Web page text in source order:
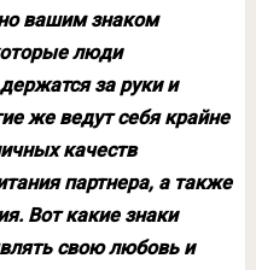
вашим знаком
люди
за руки и
же ведут себя крайне
качеств
партнера, а также
Вот какие знаки
свою любовь и